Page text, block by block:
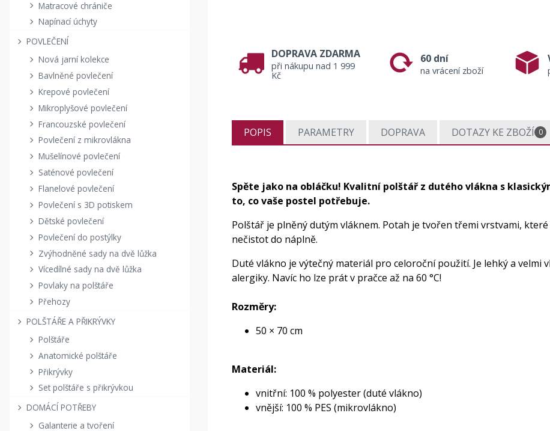
Matracové chrániče
Napínací úchyty
POVLEČENÍ
Nová jarní kolekce
Bavlněné povlečení
Krepové povlečení
Mikroplyšové povlečení
Francouzské povlečení
Povlečení z mikrovlákna
Mušelínové povlečení
Saténové povlečení
Flanelové povlečení
Povlečení s 3D potiskem
Dětské povlečení
Povlečení do postýlky
Zvýhodněné sady na dvě lůžka
Vícedílné sady na dvě lůžka
Povlaky na polštáře
Přehozy
POLŠTÁŘE A PŘIKRÝVKY
Polštáře
Anatomické polštáře
Přikrývky
Set polštáře s přikrývkou
DOMÁCÍ POTŘEBY
Galanterie a tvoření
DOPRAVA ZDARMA
při nákupu nad 1 999
Kč
60 dní
na vrácení zboží
POPIS PARAMETRY DOPRAVA DOTAZY KE ZBOŽÍ 0
Spěte jako na obláčku! Kvalitní polštář z dutého vlákna s
to, co vaše postel potřebuje.
Polštář je plněný dutým vláknem. Potah je tvořen třemi vrstvami,
nečistot do náplně.
Duté vlákno je výtečný materiál pro celoroční použití. Je lehký a velmi
alergiky. Navíc ho lze prát v pračce až na 60 °C!
Rozměry:
50 × 70 cm
Materiál:
vnitřní: 100 % polyester (duté vlákno)
vnější: 100 % PES (mikrovlákno)